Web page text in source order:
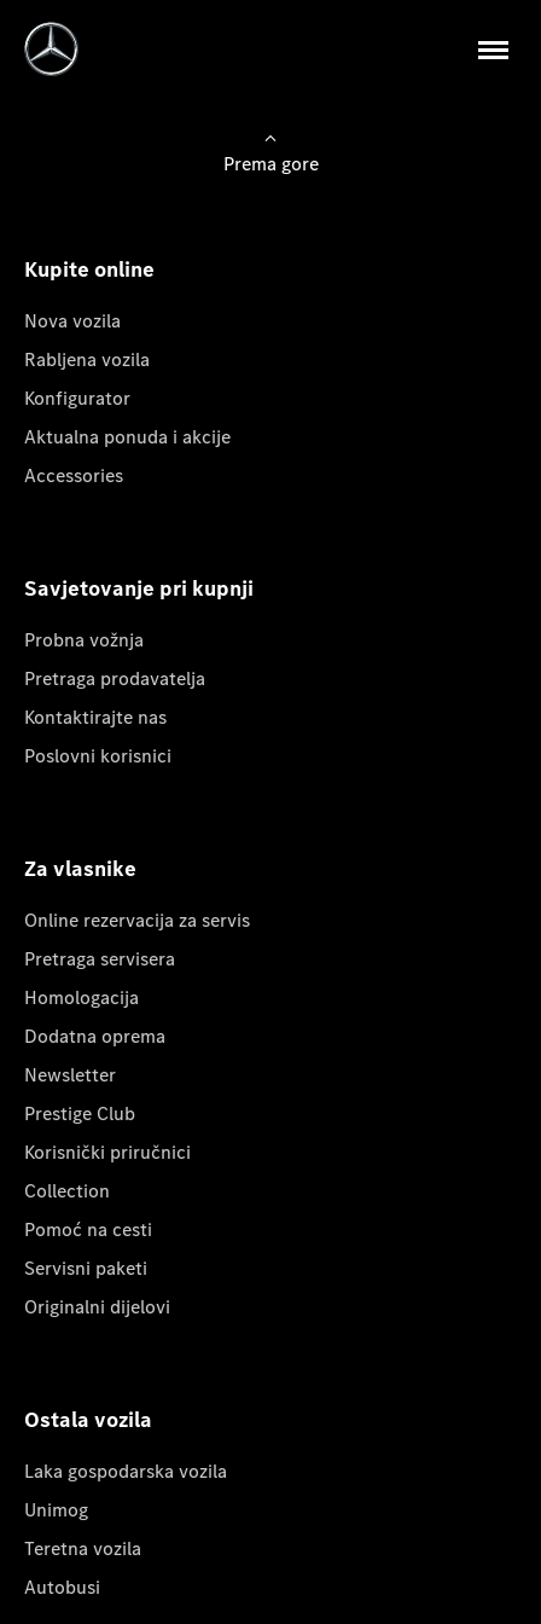
Prema gore
Kupite online
Nova vozila
Rabljena vozila
Konfigurator
Aktualna ponuda i akcije
Accessories
Savjetovanje pri kupnji
Probna vožnja
Pretraga prodavatelja
Kontaktirajte nas
Poslovni korisnici
Za vlasnike
Online rezervacija za servis
Pretraga servisera
Homologacija
Dodatna oprema
Newsletter
Prestige Club
Korisnički priručnici
Collection
Pomoć na cesti
Servisni paketi
Originalni dijelovi
Ostala vozila
Laka gospodarska vozila
Unimog
Teretna vozila
Autobusi